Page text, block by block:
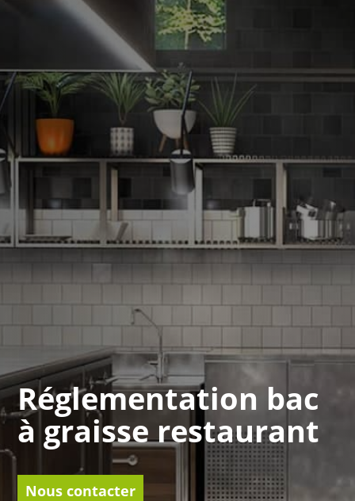
Réglementation bac
à graisse restaurant
Nous contacter